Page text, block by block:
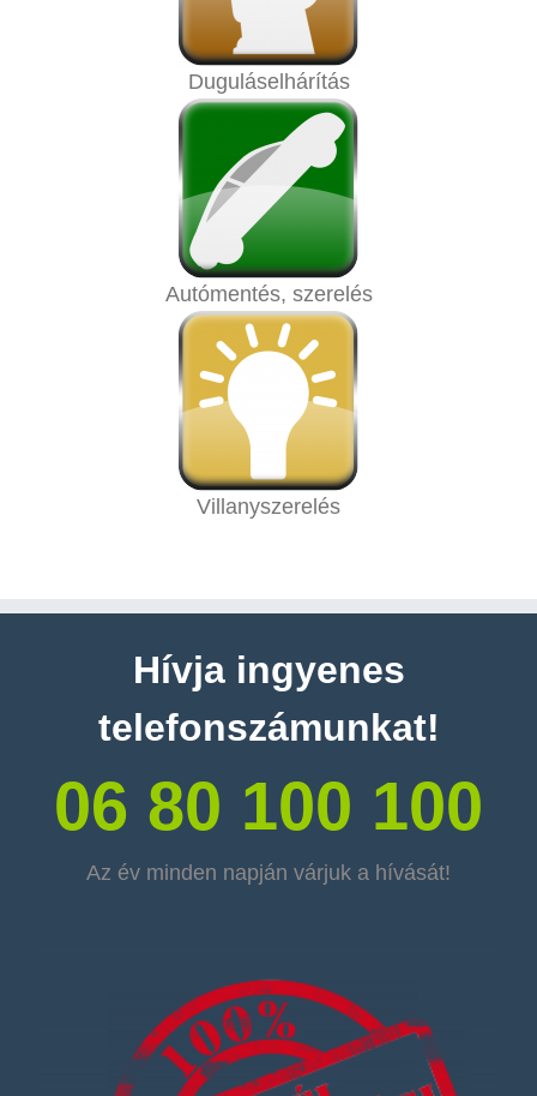
Duguláselhárítás
Autómentés, szerelés
Villanyszerelés
Hívja ingyenes
telefonszámunkat!
06 80 100 100
Az év minden napján várjuk a hívását!